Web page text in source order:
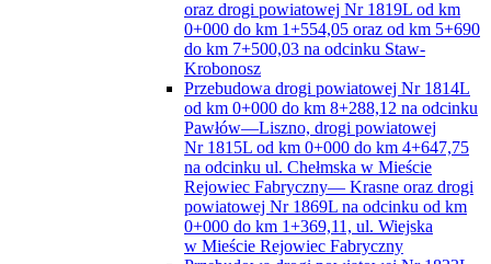
od km 0+000 do km 8+288,12 na odcinku
Pawłów—Liszno, drogi powiatowej
Nr 1815L od km 0+000 do km 4+647,75
na odcinku ul. Chełmska w Mieście
Rejowiec Fabryczny— Krasne oraz drogi
powiatowej Nr 1869L na odcinku od km
0+000 do km 1+369,11, ul. Wiejska
w Mieście Rejowiec Fabryczny
Przebudowa drogi powiatowej Nr 1823L
od km 4+118 do km 20+533 na odcinku
Nowiny— Rudka, drogi powiatowej
nr 1824L od km 0+000 do km 6+519,65
na odcinku Ruda-Kolonia —Rudka